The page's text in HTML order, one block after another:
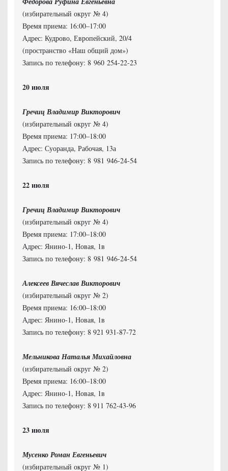
(избирательный округ № 4)
Время приема: 16:00–17:00
Адрес: Кудрово, Европейский, 20/4
(пространство «Наш общий дом»)
Запись по телефону: 8 960 254-22-23
Гречиц Владимир Викторович
(избирательный округ № 4)
Время приема: 17:00–18:00
Адрес: Суоранда, Рабочая, 13а
Запись по телефону: 8 981 946-24-54
Гречиц Владимир Викторович
(избирательный округ № 4)
Время приема: 17:00–18:00
Адрес: Янино-1, Новая, 1в
Запись по телефону: 8 981 946-24-54
Алексеев Вячеслав Викторович
(избирательный округ № 2)
Время приема: 16:00–18:00
Адрес: Янино-1, Новая, 1в
Запись по телефону: 8 921 931-87-72
Мельникова Наталья Михайловна
(избирательный округ № 2)
Время приема: 16:00–18:00
Адрес: Янино-1, Новая, 1в
Запись по телефону: 8 911 762-43-96
Мусенко Роман Евгеньевич
(избирательный округ № 1)